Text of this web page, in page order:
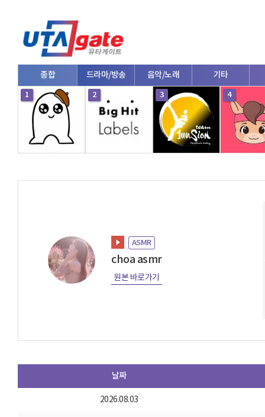
종합 드라마/방송 음악/노래 기타
1 2 3 4
ASMR
choa asmr
원본 바로가기
날짜
2026.08.03